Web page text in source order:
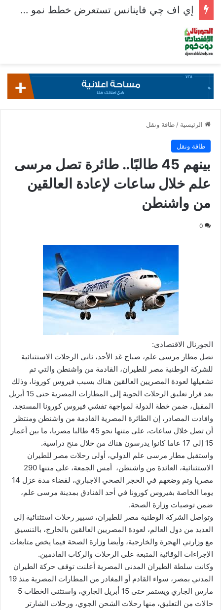
إي اف چي فاينانس تستعرض خطط نمو «بلد» لتعزيز حضورها في سوق تحويلات المصريين بالخارج
الرئيسية / طاقة ونقل
طاقة ونقل
بينهم 45 طالبًا.. طائرة تصل مرسى
علم خلال ساعات لإعادة العالقين
من واشنطن
0
الجورنال الاقتصادى:
تصل مطار مرسي علم، صباح غد الأحد، ثاني الرحلات الاستثنائية
للشركة الوطنية مصر للطيران، القادمة من واشنطن والتي تم
تشغيلها لعودة المصريين العالقين هناك بسبب فيروس كورونا، وذلك
بعد قرار تعليق الرحلات الجوية إلى المطارات المصرية حتى 15 أبريل
المقبل، ضمن خطة الدولة لمواجهة تفشي فيروس كورونا المستجد.
وافادت المصادر، إن الطائرة المصرية القادمة من واشنطن ومنتظر
أن تصل خلال ساعات، على متنها نحو 45 طالبا مصريا، ما بين أعمار
15 إلى 17 عاما كانوا يدرسون هناك من خلال منح دراسية.
واستقبل مطار مرسى علم الدولي، أولى رحلات مصر للطيران
الاستثنائية، العائدة من واشنطن، أمس الجمعة، علي متنها 290
مصريا وتم وضعهم في الحجر الصحي الاجباري، لقضاء مدة عزل 14
يوما الخاصة بفيروس كورونا في أحد الفنادق بمدينة مرسى علم،
ضمن توصيات وزارة الصحة.
وتواصل الشركة الوطنية مصر للطيران، تسيير رحلات استثنائية إلى
العديد من دول العالم، لعودة المصريين العالقين بالخارج، بالتنسيق
مع وزارتي الهجرة والخارجية، وأيضا وزارة الصحة فيما يخص متابعات
الإجراءات الوقائية المتبعة على الرحلات والركاب القادمين.
وكانت سلطة الطيران المدنى المصرية أعلنت توقف حركة الطيران
المدني بمصر، سواء القادم أو المغادر من المطارات المصرية منذ 19
مارس الجاري ويستمر حتى 15 أبريل الجاري، واستثنى الخطاب 5
حالات من التعليق، منها رحلات الشحن الجوي، ورحلات الشارتر